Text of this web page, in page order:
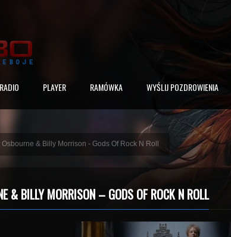
RADIO PLAYER RAMÓWKA WYŚLIJ POZDROWIENIA
Osbourne & Billy Morrison - Gods Of Rock N Roll
& BILLY MORRISON – GODS OF ROCK N ROLL